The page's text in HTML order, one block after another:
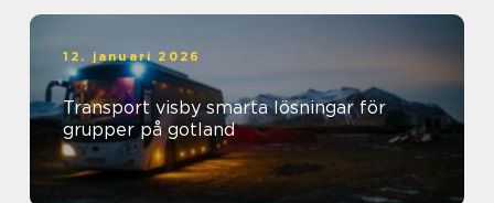
12. januari 2026
Transport visby smarta lösningar för
grupper på gotland